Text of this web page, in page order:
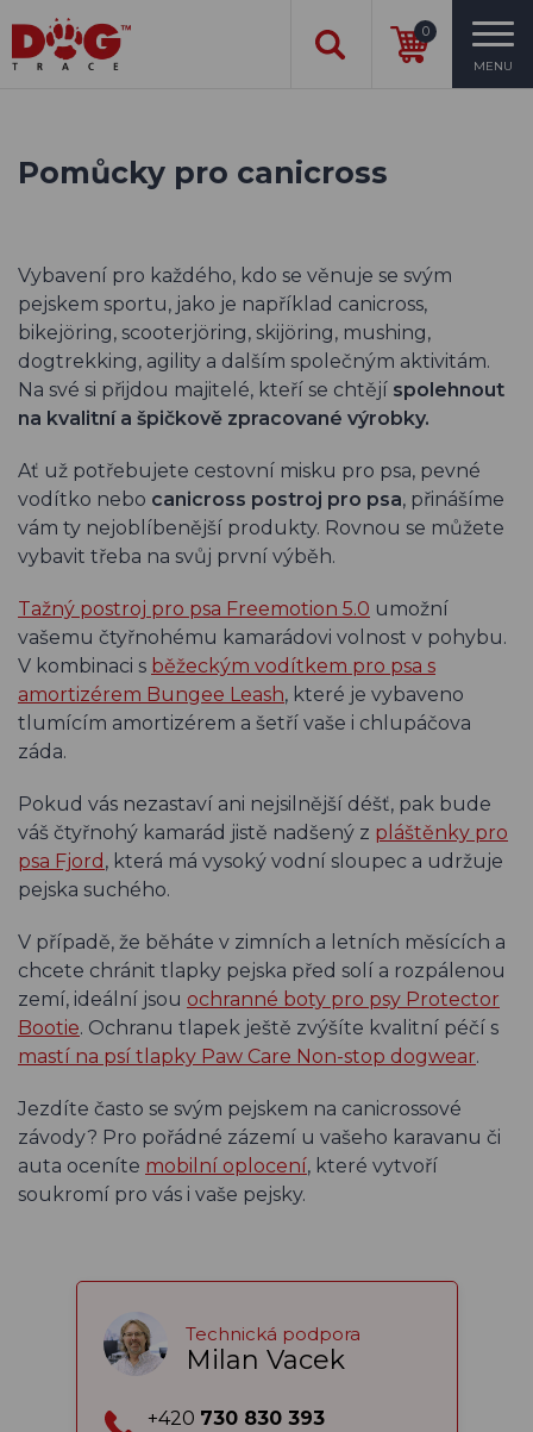
0
MENU
Pomůcky pro canicross
Vybavení pro každého, kdo se věnuje se svým
pejskem sportu, jako je například canicross,
bikejöring, scooterjöring, skijöring, mushing,
dogtrekking, agility a dalším společným aktivitám.
Na své si přijdou majitelé, kteří se chtějí spolehnout
na kvalitní a špičkově zpracované výrobky.
Ať už potřebujete cestovní misku pro psa, pevné
vodítko nebo canicross postroj pro psa, přinášíme
vám ty nejoblíbenější produkty. Rovnou se můžete
vybavit třeba na svůj první výběh.
Tažný postroj pro psa Freemotion 5.0 umožní
vašemu čtyřnohému kamarádovi volnost v pohybu.
V kombinaci s běžeckým vodítkem pro psa s
amortizérem Bungee Leash, které je vybaveno
tlumícím amortizérem a šetří vaše i chlupáčova
záda.
Pokud vás nezastaví ani nejsilnější déšť, pak bude
váš čtyřnohý kamarád jistě nadšený z pláštěnky pro
psa Fjord , která má vysoký vodní sloupec a udržuje
pejska suchého.
V případě, že běháte v zimních a letních měsících a
chcete chránit tlapky pejska před solí a rozpálenou
zemí, ideální jsou ochranné boty pro psy Protector
Bootie. Ochranu tlapek ještě zvýšíte kvalitní péčí s
mastí na psí tlapky Paw Care Non-stop dogwear.
Jezdíte často se svým pejskem na canicrossové
závody? Pro pořádné zázemí u vašeho karavanu či
auta oceníte mobilní oplocení, které vytvoří
soukromí pro vás i vaše pejsky.
Technická podpora
Milan Vacek
+420 730 830 393